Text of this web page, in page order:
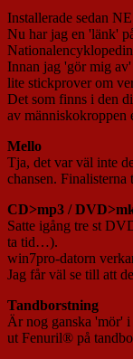
Installerade sedan
Nu har jag en 'länk'
Innan jag 'gör mig
lite stickprover om
Det som finns i den
av människokroppen
Mello
Tja, det var väl inte
chansen.
CD>mp3 /
Satte igång tre st
ta tid…).
win7pro-datorn
Jag får väl se till att
Tandborstning
Är nog ganska 'mör'
ut Fenuril® på